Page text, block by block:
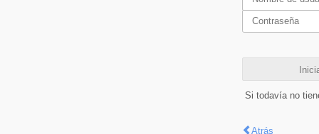
Si todavía no
Atrás